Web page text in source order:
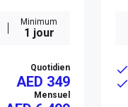
Minimum
1 jour
Quotidien
AED 349
Mensuel